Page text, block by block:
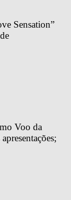
Sensation”
Voo da